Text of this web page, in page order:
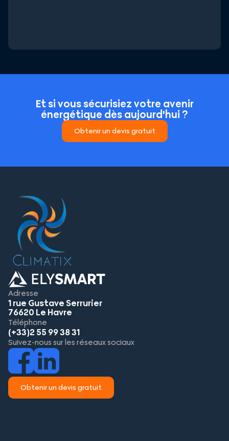
Et si vous sécurisiez votre avenir
énergétique dès aujourd'hui ?
Obtenir un devis gratuit
Adresse
1 rue Gustave Serrurier
76620 Le Havre
Téléphone
(+33)2 55 99 38 31
Suivez-nous sur les réseaux sociaux
Obtenir un devis gratuit